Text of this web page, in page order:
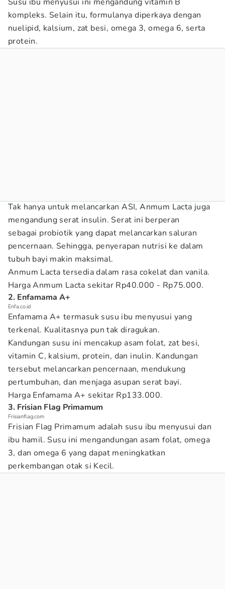
kompleks. Selain itu, formulanya diperkaya dengan
nuelipid, kalsium, zat besi, omega 3, omega 6, serta
protein.
Tak hanya untuk melancarkan ASI, Anmum Lacta juga
mengandung serat insulin. Serat ini berperan
sebagai probiotik yang dapat melancarkan saluran
pencernaan. Sehingga, penyerapan nutrisi ke dalam
tubuh bayi makin maksimal.
Anmum Lacta tersedia dalam rasa cokelat dan vanila.
Harga Anmum Lacta sekitar Rp40.000 - Rp75.000.
2. Enfamama A+
Enfa.co.id
Enfamama A+ termasuk susu ibu menyusui yang
terkenal. Kualitasnya pun tak diragukan.
Kandungan susu ini mencakup asam folat, zat besi,
vitamin C, kalsium, protein, dan inulin. Kandungan
tersebut melancarkan pencernaan, mendukung
pertumbuhan, dan menjaga asupan serat bayi.
Harga Enfamama A+ sekitar Rp133.000.
3. Frisian Flag Primamum
Frisianflag.com
Frisian Flag Primamum adalah susu ibu menyusui dan
ibu hamil. Susu ini mengandungan asam folat, omega
3, dan omega 6 yang dapat meningkatkan
perkembangan otak si Kecil.